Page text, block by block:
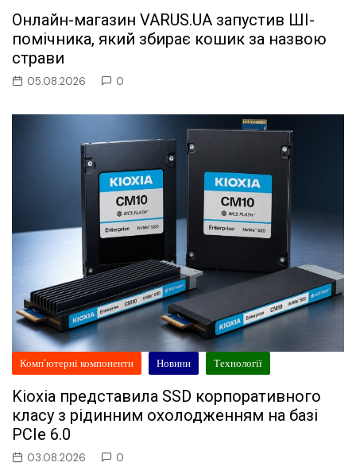
Онлайн-магазин VARUS.UA запустив ШІ-
помічника, який збирає кошик за назвою
страви
05.08.2026 0
Комп'ютерні компоненти Новини Технології
Kioxia представила SSD корпоративного
класу з рідинним охолодженням на базі
PCIe 6.0
03.08.2026 0